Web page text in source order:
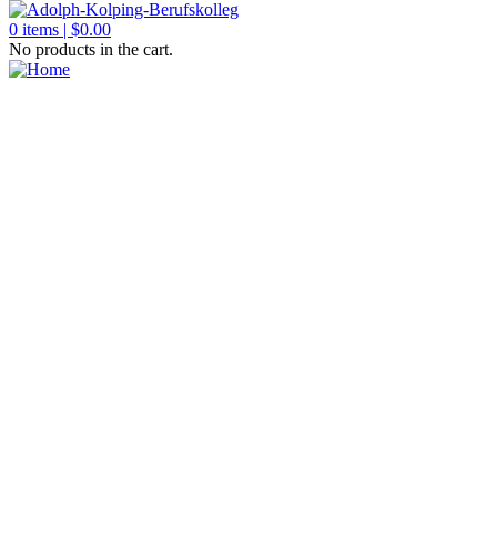
0 items | $0.00
No products in the cart.